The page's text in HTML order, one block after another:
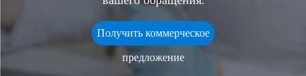
Получить коммерческое
предложение